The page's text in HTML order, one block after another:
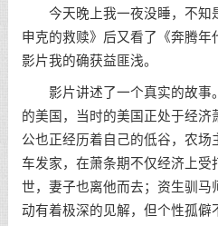
今天晚上我一夜没睡，不知
申克的救赎》后又看了《奔腾年
影片我的确获益匪浅。
影片讲述了一个真实的故事
的美国，当时的美国正处于经济
公也正经历着自己的低谷，农场
车发家，在萧条期不仅经济上受
世，妻子也离他而去；资生驯马
动有着极深的见解，但个性孤僻